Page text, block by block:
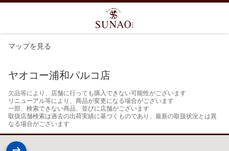
マップを見る
ヤオコー浦和パルコ店
欠品等により、店舗に行っても購入できない可能性がございます
リニューアル等により、商品が変更になる場合がございます
一部、検索できない商品、並びに店舗がございます
取扱店舗検索は過去の出荷実績に基づくものであり、最新の取扱状況とは異
なる場合がございます